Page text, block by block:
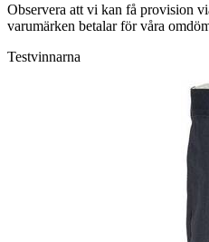
Observera att vi kan få provision
varumärken betalar för våra
Testvinnarna